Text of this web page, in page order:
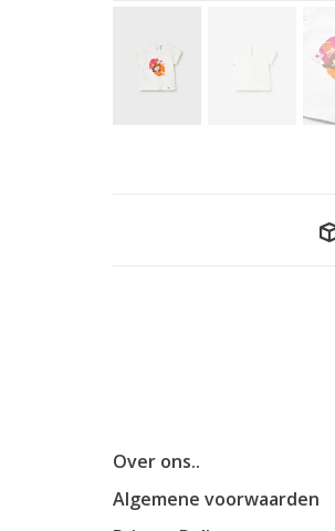
Over ons..
Algemene voorwaarden